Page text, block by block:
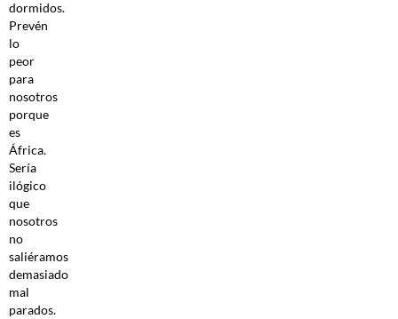
dormidos.
Prevén
lo
peor
para
nosotros
porque
es
África.
Sería
ilógico
que
nosotros
no
saliéramos
demasiado
mal
parados.